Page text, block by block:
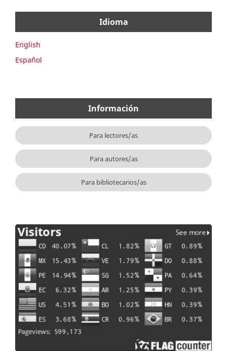
Idioma
English
Español
Información
Para lectores/as
Para autores/as
Para bibliotecarios/as